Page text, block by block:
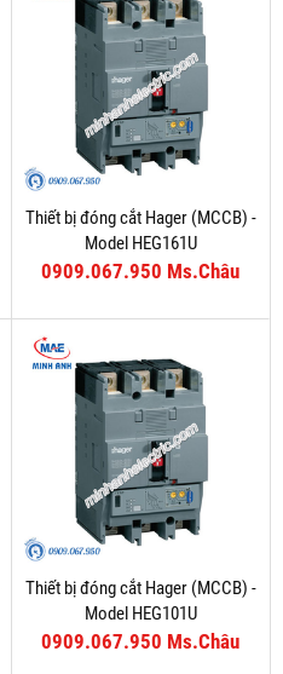
Thiết bị đóng cắt Hager (MCCB) -
Model HEG161U
0909.067.950 Ms.Châu
Thiết bị đóng cắt Hager (MCCB) -
Model HEG101U
0909.067.950 Ms.Châu